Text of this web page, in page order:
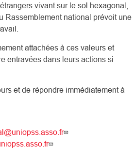
vivant sur le sol hexagonal,
Rassemblement national prévoit une
attachées à ces valeurs et
entravées dans leurs actions si
et de répondre immédiatement à